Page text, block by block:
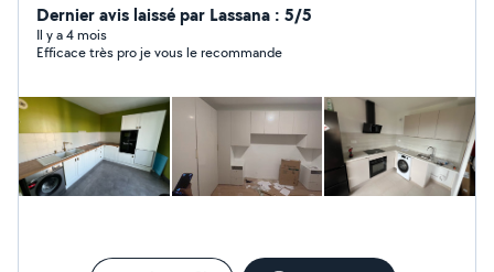
résultat de qualité et durable. Je respecte les délais, les
finitions et je travaille avec professionnalisme pour que
vous soyez totalement satisfait. N'hésitez pas à me
Dernier avis laissé par Lassana : 5/5
Il y a 4 mois
Efficace très pro je vous le recommande